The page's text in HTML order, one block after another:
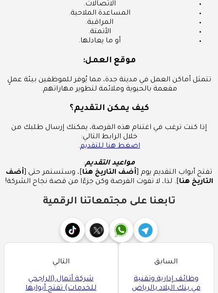
الاتصالات.
المساعدة الملاحية.
المراقبة.
الأتمتة.
أو ما يعادلها.
موقع العمل:
تتمثل أماكن العمل في مدينة جدة، مما يُوفر للموظفين بيئة عملٍ
مفعمة بالحيوية وملائمة لتطوير مهاراتهم.
كيف يمكن التقديم؟
إذا كنت ترغب في اغتنام هذه الفرصة، يمكنك إرسال طلبك من
خلال الرابط التالي:
اضغط هنا للتقديم.
مواعيد التقديم:
تفتح أبواب التقديم يوم [أضف التاريخ هنا]، وستستمر حتى [أضف
التاريخ هنا]. لذا، لا تفوت الفرصة وكن جزءًا من قصة نجاح الشركة!
تابعنا على مجتمعاتنا الرقمية
السابق
وظائف إدارية وتقنية
في بنك البلاد بالرياض
التالي
شركة أتمال (الراجحي
للخدمات) تفتح أبوابها